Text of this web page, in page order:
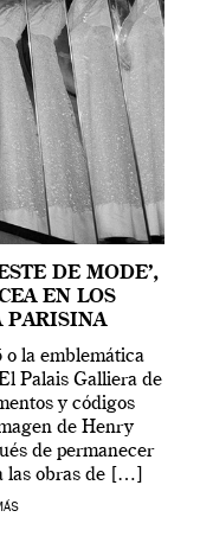
DE MODE’,
EN LOS
PARISINA
o la emblemática
Palais Galliera de
y códigos
de Henry
de permanecer
las obras de […]